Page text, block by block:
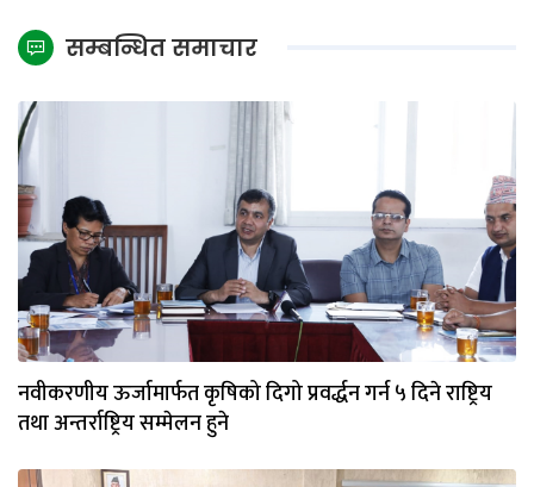
सम्बन्धित समाचार
नवीकरणीय ऊर्जामार्फत कृषिको दिगो प्रवर्द्धन गर्न ५ दिने राष्ट्रिय
तथा अन्तर्राष्ट्रिय सम्मेलन हुने